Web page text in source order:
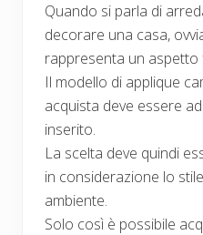
Quando si parla di
decorare una casa,
rappresenta un aspetto
Il modello di applique
acquista deve essere
inserito.
La scelta deve quindi
in considerazione lo
ambiente.
Solo così è possibile